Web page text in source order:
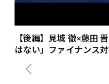
【後編】見城 徹×藤田
はない」ファイナンス